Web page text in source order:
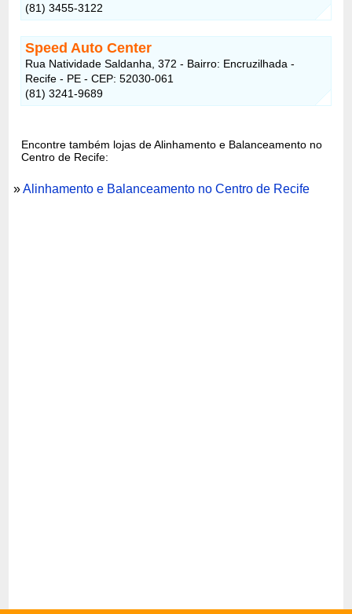
(81) 3455-3122
Speed Auto Center
Rua Natividade Saldanha, 372 - Bairro: Encruzilhada -
Recife - PE - CEP: 52030-061
(81) 3241-9689
Encontre também lojas de Alinhamento e Balanceamento no
Centro de Recife:
»Alinhamento e Balanceamento no Centro de Recife